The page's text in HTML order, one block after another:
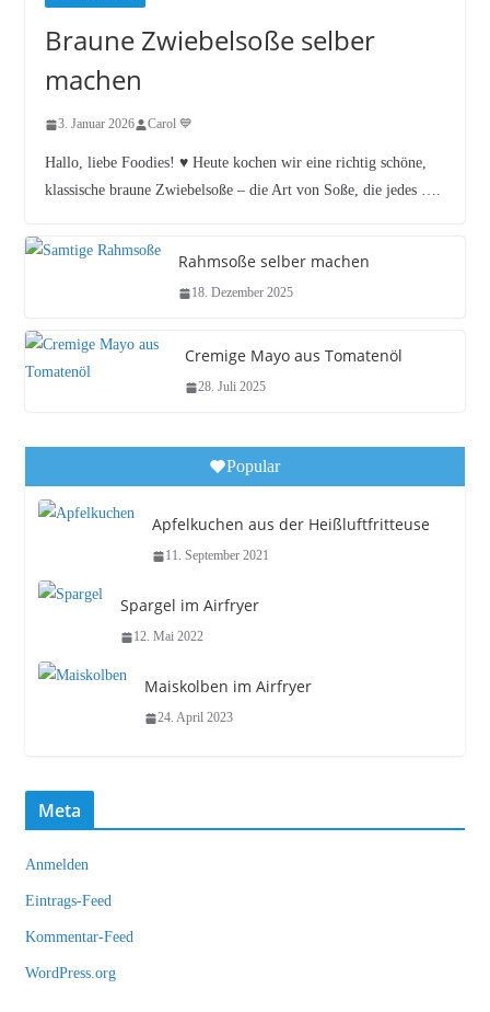
Braune Zwiebelsoße selber
machen
3. Januar 2026 Carol 💙
Hallo, liebe Foodies! ♥︎ Heute kochen wir eine richtig schöne,
klassische braune Zwiebelsoße – die Art von Soße, die jedes ….
Rahmsoße selber machen
18. Dezember 2025
Cremige Mayo aus Tomatenöl
28. Juli 2025
Popular
Apfelkuchen aus der Heißluftfritteuse
11. September 2021
Spargel im Airfryer
12. Mai 2022
Maiskolben im Airfryer
24. April 2023
Meta
Anmelden
Eintrags-Feed
Kommentar-Feed
WordPress.org